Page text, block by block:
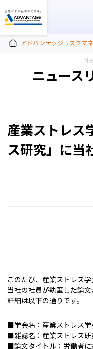
アドバンテッジリスクマ
ニュース
産業ストレス
ス研究」に当
このたび、産業ストレス
当社の社員が執筆した論文
詳細は以下の通りです。
■学会名：産業ストレス学
■雑誌名：産業ストレス研
■論文タイトル：労働者